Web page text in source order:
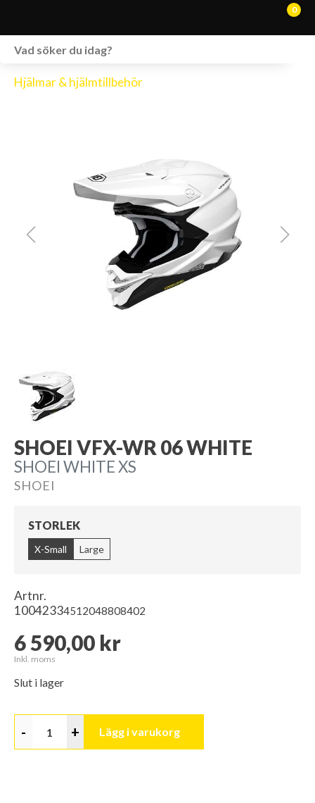
0
VÅRA BRANDS
KONTAKT
Hjälmar & hjälmtillbehör
SHOEI VFX-WR 06 WHITE
SHOEI WHITE XS
SHOEI
STORLEK
X-Small Large
Artnr.
10042334512048808402
6 590,00 kr
Inkl. moms
Slut i lager
- + Lägg i varukorg